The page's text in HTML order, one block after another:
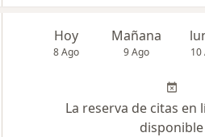
Hoy
8 Ago
Mañana
9 Ago 10
La reserva de citas en
disponible